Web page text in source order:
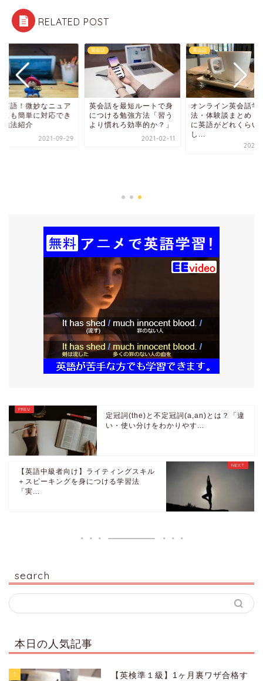
RELATED POST
話を最短ルートで身
ける勉強方法「習う
慣れろ効率的か？」
2021-02-11
英会話
オンライン英会話学習
法・体験談まとめ！実際
に英語がどれくらい向上
英会話
実用英語！微妙なニ
定冠詞(the)と不定冠詞(a,an)とは？「違
い・使い分けをわかりやす...
【英語中級者向け】ライティングスキル
＋スピーキングを身につける学習法
「実...
search
本日の人気記事
1
【英検準１級】1ヶ月裏ワザ合格す